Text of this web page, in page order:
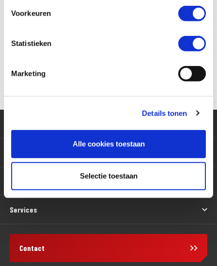
Voorkeuren
Statistieken
Marketing
Details tonen
Alle cookies toestaan
Selectie toestaan
Versturen
Services
Contact